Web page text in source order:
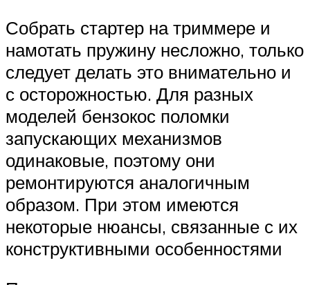
Собрать стартер на триммере и
намотать пружину несложно, только
следует делать это внимательно и
с осторожностью. Для разных
моделей бензокос поломки
запускающих механизмов
одинаковые, поэтому они
ремонтируются аналогичным
образом. При этом имеются
некоторые нюансы, связанные с их
конструктивными особенностями